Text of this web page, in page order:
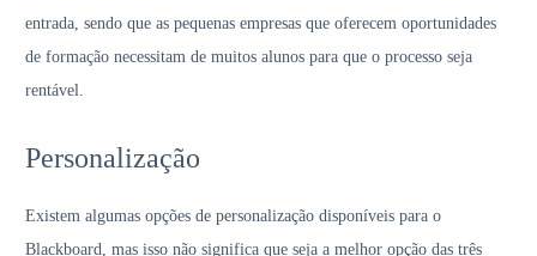
entrada, sendo que as pequenas empresas que oferecem oportunidades
de formação necessitam de muitos alunos para que o processo seja
rentável.
Personalização
Existem algumas opções de personalização disponíveis para o
Blackboard, mas isso não significa que seja a melhor opção das três